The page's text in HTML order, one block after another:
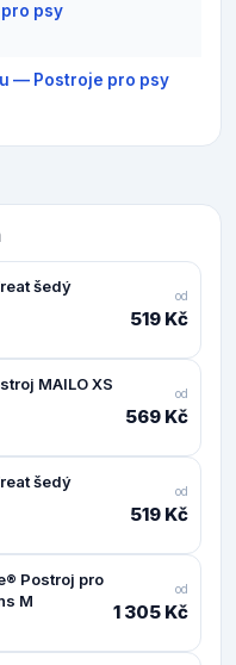
psy
— Postroje pro psy
šedý
od
519 Kč
MAILO XS
od
569 Kč
šedý
od
519 Kč
Postroj pro
M
od
1 305 Kč